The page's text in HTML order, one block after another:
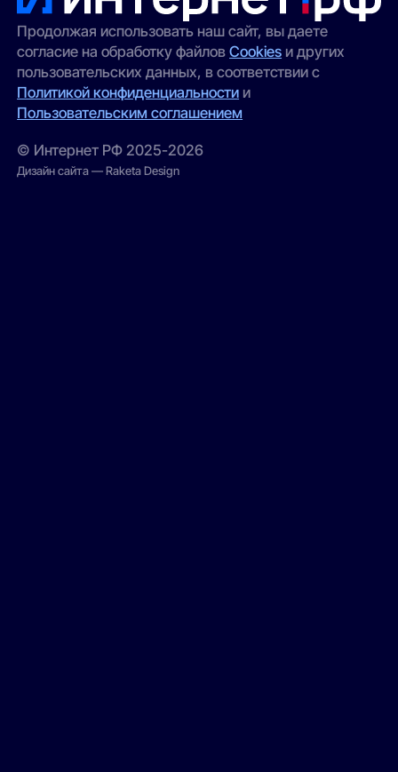
Продолжая использовать наш сайт, вы даете
согласие на обработку файловCookies и других
пользовательских данных, в соответствии с
Политикой конфиденциальности и
Пользовательским соглашением
© Интернет РФ 2025-2026
Дизайн сайта — Raketa Design